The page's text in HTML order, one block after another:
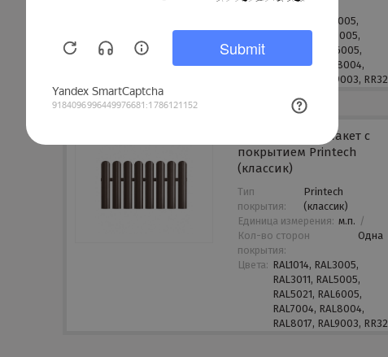
RAL1014, RAL3005,
RAL3011, RAL5005,
RAL5021, RAL6005,
RAL7004, RAL8004,
RAL8017, RAL9003, RR32
Полукруглый штакет с
покрытием Printech
(классик)
Тип
покрытия:
Printech
(классик)
Единица измерения: м.п. /
Кол-во сторон
покрытия:
Одна
Цвета: RAL1014, RAL3005,
RAL3011, RAL5005,
RAL5021, RAL6005,
RAL7004, RAL8004,
RAL8017, RAL9003, RR32